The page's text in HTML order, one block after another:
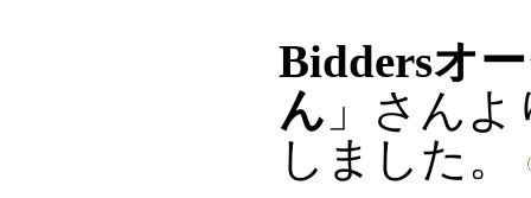
Biddersオ
ん 」さんよ
しました。